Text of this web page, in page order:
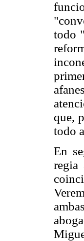
todo
que,
todo
En
regia